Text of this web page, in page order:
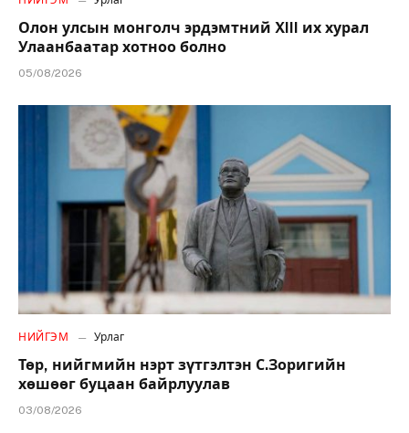
Олон улсын монголч эрдэмтний XIII их хурал
Улаанбаатар хотноо болно
05/08/2026
НИЙГЭМ Урлаг
Төр, нийгмийн нэрт зүтгэлтэн С.Зоригийн
хөшөөг буцаан байрлуулав
03/08/2026